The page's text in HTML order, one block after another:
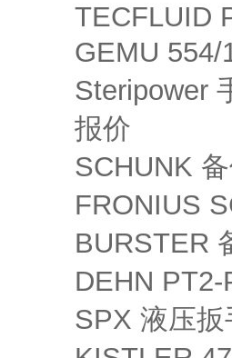
TECFLUID
GEMU
Steripower
报价
SCHUNK
FRONIUS
BURSTER
DEHN
SPX 液压